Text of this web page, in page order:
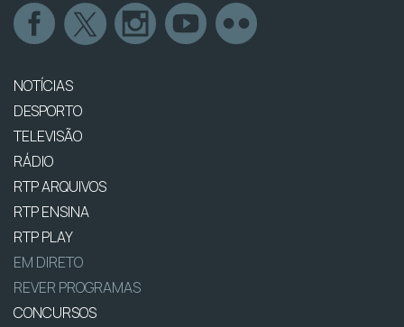
NOTÍCIAS
DESPORTO
TELEVISÃO
RÁDIO
RTP ARQUIVOS
RTP ENSINA
RTP PLAY
EM DIRETO
REVER PROGRAMAS
CONCURSOS